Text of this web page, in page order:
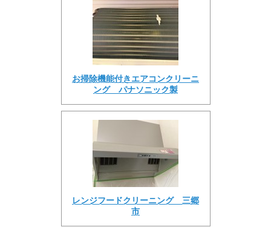
お掃除機能付きエアコンクリーニ
ング パナソニック製
レンジフードクリーニング 三郷
市